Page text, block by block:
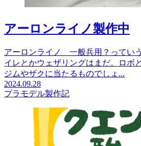
アーロンライノ製作中
アーロンライノ 一般兵用？ってい
イレとかウェザリングはまだ。ロボ
ジムやザクに当たるものでしょ...
2024.09.28
プラモデル製作記